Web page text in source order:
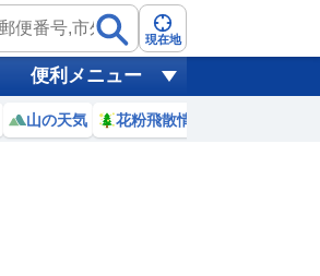
現在地
便利メニュー
山の天気 花粉飛散情報